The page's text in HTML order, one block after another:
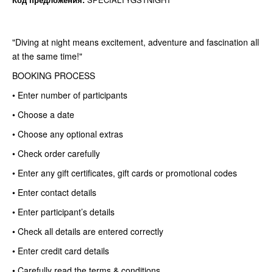
"Diving at night means excitement, adventure and fascination all
at the same time!"
BOOKING PROCESS
• Enter number of participants
• Choose a date
• Choose any optional extras
• Check order carefully
• Enter any gift certificates, gift cards or promotional codes
• Enter contact details
• Enter participant’s details
• Check all details are entered correctly
• Enter credit card details